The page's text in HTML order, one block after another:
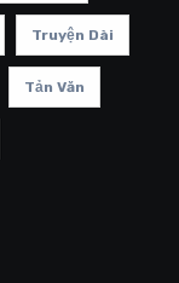
Truyện Dài
Tản Văn